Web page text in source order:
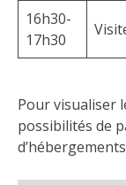
16h30-
17h30
Pour visualiser
possibilités de